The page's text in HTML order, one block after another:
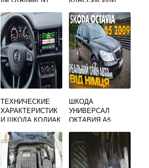
A7
ЧТО ЛУЧШЕ
ТЕХНИЧЕСКИЕ
ХАРАКТЕРИСТИК
И ШКОДА КОДИАК
ШКОДА
УНИВЕРСАЛ
ОКТАВИЯ А5